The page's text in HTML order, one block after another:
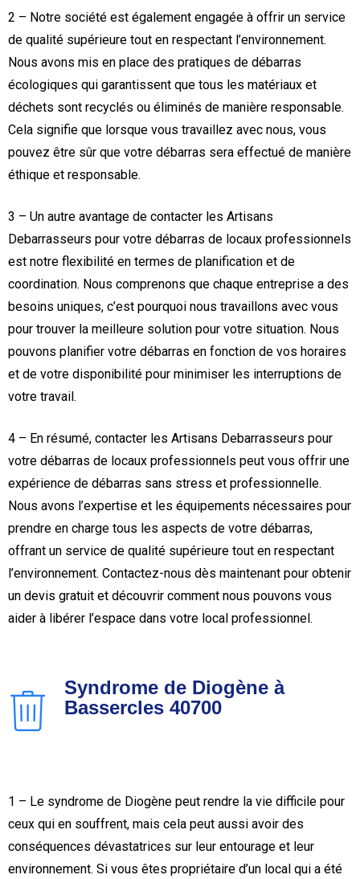
2 – Notre société est également engagée à offrir un service
de qualité supérieure tout en respectant l’environnement.
Nous avons mis en place des pratiques de débarras
écologiques qui garantissent que tous les matériaux et
déchets sont recyclés ou éliminés de manière responsable.
Cela signifie que lorsque vous travaillez avec nous, vous
pouvez être sûr que votre débarras sera effectué de manière
éthique et responsable.
3 – Un autre avantage de contacter les Artisans
Debarrasseurs pour votre débarras de locaux professionnels
est notre flexibilité en termes de planification et de
coordination. Nous comprenons que chaque entreprise a des
besoins uniques, c’est pourquoi nous travaillons avec vous
pour trouver la meilleure solution pour votre situation. Nous
pouvons planifier votre débarras en fonction de vos horaires
et de votre disponibilité pour minimiser les interruptions de
votre travail.
4 – En résumé, contacter les Artisans Debarrasseurs pour
votre débarras de locaux professionnels peut vous offrir une
expérience de débarras sans stress et professionnelle.
Nous avons l’expertise et les équipements nécessaires pour
prendre en charge tous les aspects de votre débarras,
offrant un service de qualité supérieure tout en respectant
l’environnement. Contactez-nous dès maintenant pour obtenir
un devis gratuit et découvrir comment nous pouvons vous
aider à libérer l’espace dans votre local professionnel.
Syndrome de Diogène à
Bassercles 40700
1 – Le syndrome de Diogène peut rendre la vie difficile pour
ceux qui en souffrent, mais cela peut aussi avoir des
conséquences dévastatrices sur leur entourage et leur
environnement. Si vous êtes propriétaire d’un local qui a été